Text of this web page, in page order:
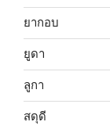
ยากอบ
ยูดา
ลูกา
สดุดี